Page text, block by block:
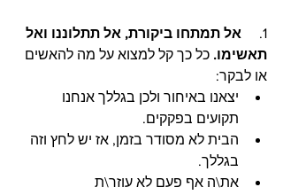
1.
אל תמתחו ביקורת, אל תתלוננו ואל
תאשימו. כל כך קל למצוא על מה להאשים
או לבקר:
יצאנו באיחור ולכן בגללך אנחנו
תקועים בפקקים.
הבית לא מסודר בזמן, אז יש לחץ וזה
בגללך.
את\ה אף פעם לא עוזר\ת